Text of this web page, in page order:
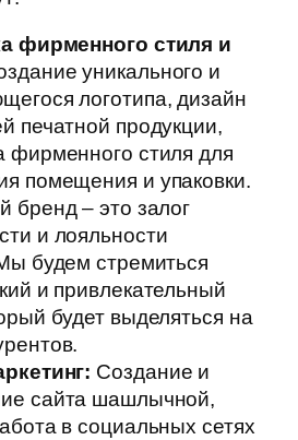
фирменного стиля и
уникального и
логотипа, дизайн
печатной продукции,
фирменного стиля для
помещения и упаковки.
бренд – это залог
и лояльности
будем стремиться
и привлекательный
будет выделяться на
Создание и
сайта шашлычной,
в социальных сетях